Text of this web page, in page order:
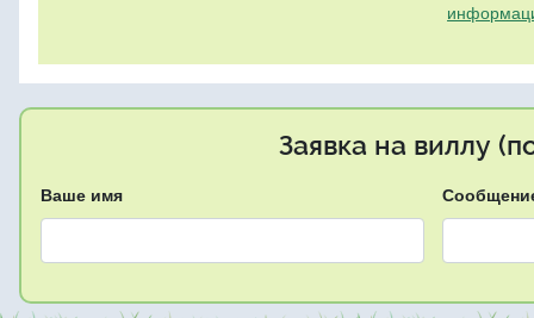
Заявка на виллу
Ваше имя